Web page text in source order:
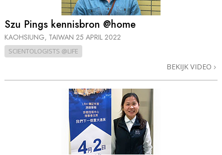
Szu Pings kennisbron @home
KAOHSIUNG, TAIWAN 25 APRIL 2022
SCIENTOLOGISTS @LIFE
BEKIJK VIDEO